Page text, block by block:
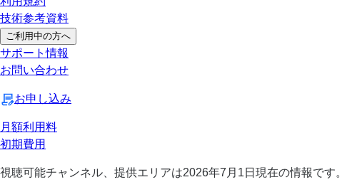
技術参考資料
ご利用中の方へ
サポート情報
お問い合わせ
お申し込み
月額利用料
初期費用
視聴可能チャンネル、提供エリアは2026年7月1日現在の情報です。